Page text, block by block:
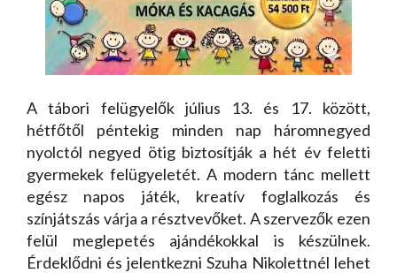
A tábori felügyelők július 13. és 17. között,
hétfőtől péntekig minden nap háromnegyed
nyolctól negyed ötig biztosítják a hét év feletti
gyermekek felügyeletét. A modern tánc mellett
egész napos játék, kreatív foglalkozás és
színjátszás várja a résztvevőket. A szervezők ezen
felül meglepetés ajándékokkal is készülnek.
Érdeklődni és jelentkezni Szuha Nikolettnél lehet